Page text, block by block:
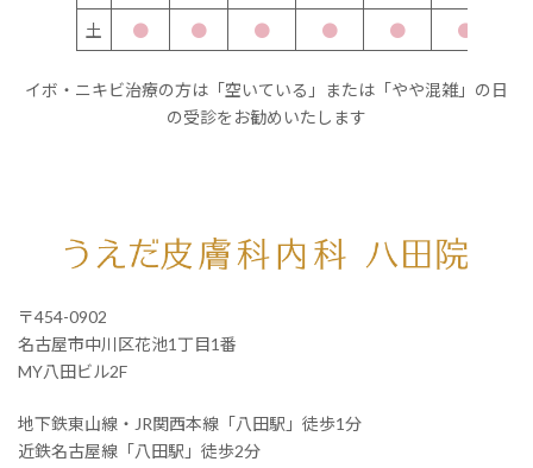
土 ● ● ● ● ● ●
イボ・ニキビ治療の方は「空いている」または「やや混雑」の日
の受診をお勧めいたします
〒454-0902
名古屋市中川区花池1丁目1番
MY八田ビル2F
地下鉄東山線・JR関西本線「八田駅」徒歩1分
近鉄名古屋線「八田駅」徒歩2分